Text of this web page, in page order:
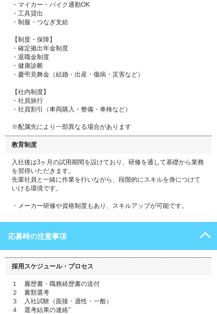
・マイカー・バイク通勤OK
・工具貸出
・制服・つなぎ支給
【制度・保障】
・確定拠出年金制度
・退職金制度
・健康診断
・慶弔見舞金（結婚・出産・傷病・災害など）
【社内制度】
・社員旅行
・社員割引（車両購入・整備・車検など）
※配属先により一部異なる場合があります
教育制度
入社後は3ヶ月の試用期間を設けており、研修を通して基礎から業務
を習得いただきます。
先輩社員と一緒に作業を行いながら、段階的にスキルを身につけて
いける環境です。
・メーカー研修や資格制度もあり、スキルアップが可能です。
応募時の注意事項
採用スケジュール・プロセス
１ 履歴書・職務経歴書の送付
２ 書類選考
３ 入社試験（面接・適性・一般）
４ 選考結果の連絡"